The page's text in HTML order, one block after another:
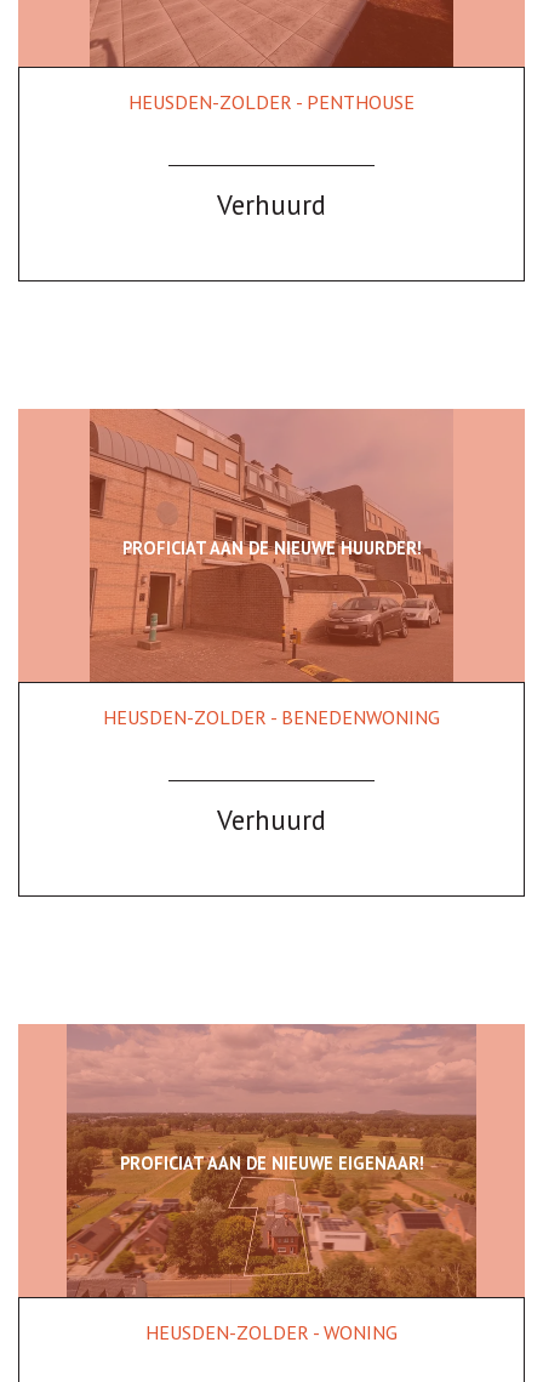
100 m² 2 1 Ja
HEUSDEN-ZOLDER - PENTHOUSE
Verhuurd
PROFICIAT AAN DE NIEUWE HUURDER!
147 m² 1 Ja
HEUSDEN-ZOLDER - BENEDENWONING
Verhuurd
PROFICIAT AAN DE NIEUWE EIGENAAR!
199 m² 3 Ja
HEUSDEN-ZOLDER - WONING